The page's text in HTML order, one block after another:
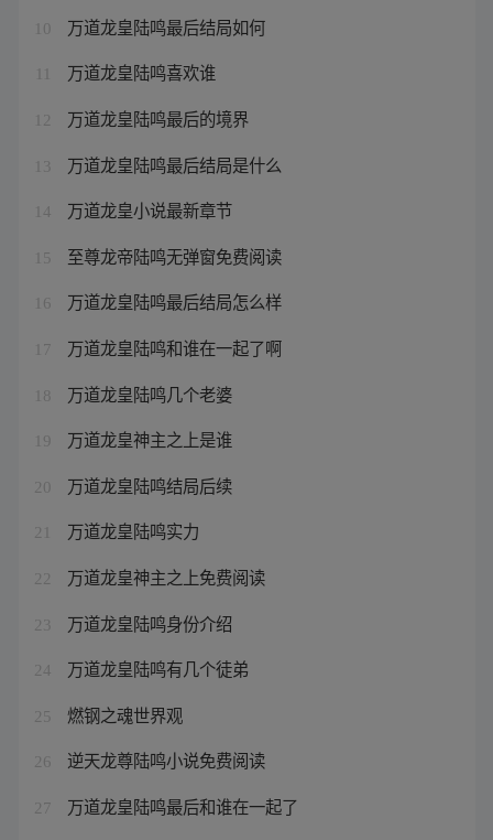
10 万道龙皇陆鸣最后结局如何
万道龙皇陆鸣喜欢谁
12 万道龙皇陆鸣最后的境界
13 万道龙皇陆鸣最后结局是什么
14 万道龙皇小说最新章节
15 至尊龙帝陆鸣无弹窗免费阅读
16 万道龙皇陆鸣最后结局怎么样
17 万道龙皇陆鸣和谁在一起了啊
18 万道龙皇陆鸣几个老婆
19 万道龙皇神主之上是谁
20 万道龙皇陆鸣结局后续
21 万道龙皇陆鸣实力
22 万道龙皇神主之上免费阅读
23 万道龙皇陆鸣身份介绍
24 万道龙皇陆鸣有几个徒弟
25 燃钢之魂世界观
26 逆天龙尊陆鸣小说免费阅读
27
万道龙皇陆鸣最后和谁在一起了